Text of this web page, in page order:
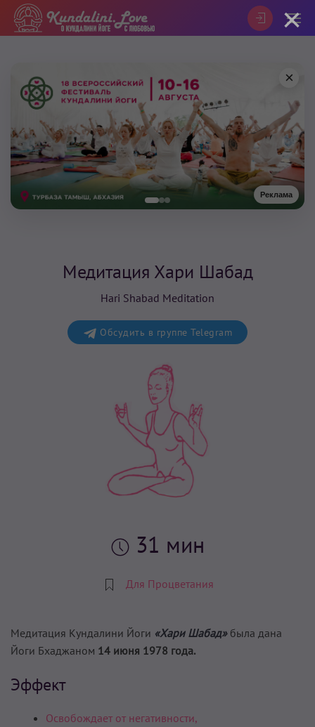
Реклама
×
Медитация Хари Шабад
Hari Shabad Meditation
Обсудить в группе Telegram
31 мин
Для Процветания
Медитация Кундалини Йоги «Хари Шабад»была дана
Йоги Бхаджаном 14 июня 1978 года.
Эффект
Освобождает от негативности,
×